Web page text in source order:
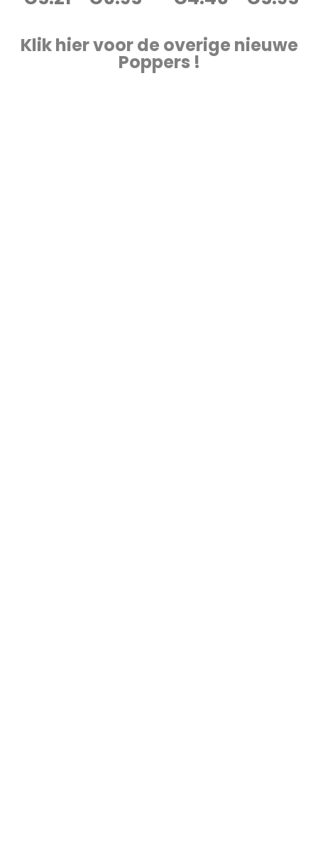
Klik hier voor de overige nieuwe
Poppers !